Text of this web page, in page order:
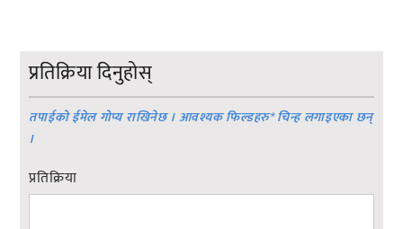
प्रतिक्रिया दिनुहोस्
तपाईको ईमेल गोप्य राखिनेछ । आवश्यक फिल्डहरु*चिन्ह लगाइएका छन्
।
प्रतिक्रिया